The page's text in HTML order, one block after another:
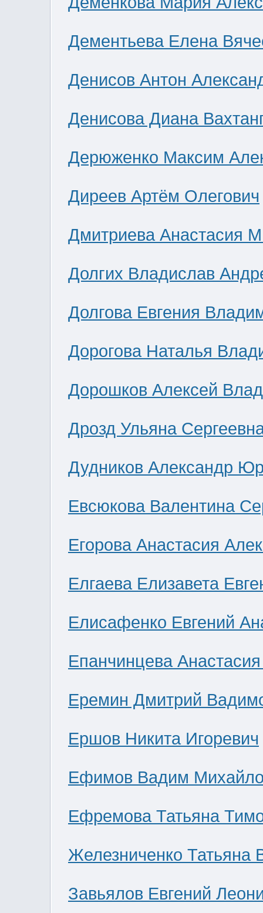
Дементьева Елена
Денисов Антон
Денисова Диана
Дерюженко Максим
Диреев Артём Олегович
Дмитриева Анастасия
Долгих Владислав
Долгова Евгения
Дорогова Наталья
Дорошков Алексей
Дрозд Ульяна
Дудников Александр
Евсюкова Валентина
Егорова Анастасия
Елгаева Елизавета
Елисафенко Евгений
Епанчинцева
Еремин Дмитрий
Ершов Никита Игоревич
Ефимов Вадим
Ефремова Татьяна
Железниченко Татьяна
Завьялов Евгений